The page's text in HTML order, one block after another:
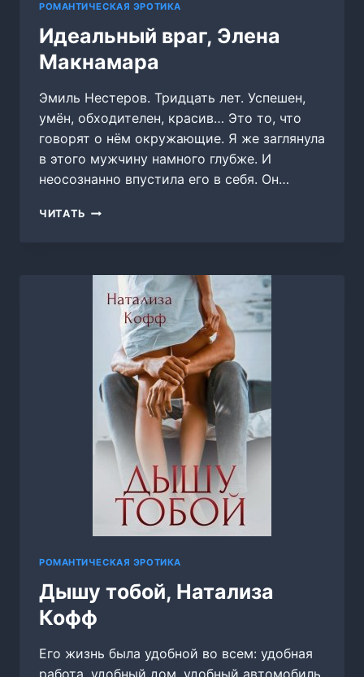
РОМАНТИЧЕСКАЯ ЭРОТИКА
Идеальный враг, Элена
Макнамара
Эмиль Нестеров. Тридцать лет. Успешен,
умён, обходителен, красив… Это то, что
говорят о нём окружающие. Я же заглянула
в этого мужчину намного глубже. И
неосознанно впустила его в себя. Он…
ЧИТАТЬ ИДЕАЛЬНЫЙ
РОМАНТИЧЕСКАЯ ЭРОТИКА
Дышу тобой, Натализа
Кофф
Его жизнь была удобной во всем: удобная